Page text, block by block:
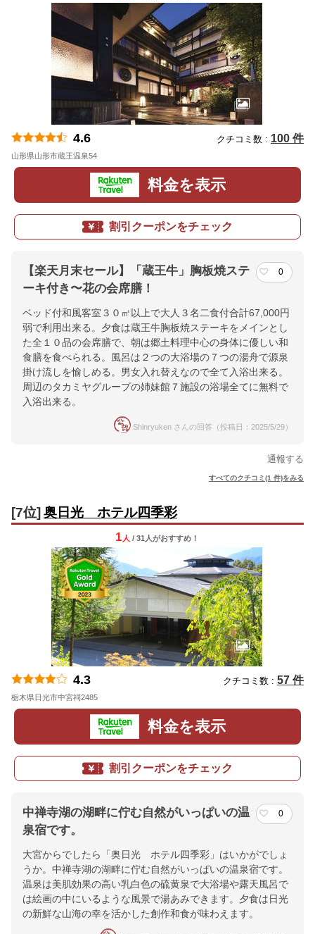
4.6 クチコミ数 : 100 件
山形県山形市蔵王温泉54
料金を表示
割引クーポンをチェック
【楽天月末セール】「蔵王牛」胸板焼ステ
ーキ付き〜花の会席膳！
0
ベッド付和風客室３０㎡以上で大人３名二食付合計67,000円
弱で利用出来る。夕食は蔵王牛胸板焼ステーキをメインとし
た全１０品の会席膳で、朝は郷土料理中心の身体に優しい和
食膳を食べられる。風呂は２つの大浴場の７つの湯舟で源泉
掛け流しを愉しめる。男女入れ替えなので全て入浴出来る。
周辺のタカミヤグループの姉妹館７施設の浴場全てに無料で
入浴出来る。
Shinryuken さんの回答（投稿日：2025/5/29）
通報する
すべてのクチコミ(1 件)をみる
[7位] 奥日光 ホテル四季彩
1 人 / 31人がおすすめ！
4.3 クチコミ数 : 57 件
栃木県日光市中宮祠2485
料金を表示
割引クーポンをチェック
中禅寺湖の湖畔に佇む自然がいっぱいの温
泉宿です。
0
大宮からでしたら「奥日光 ホテル四季彩」はいかがでしょ
うか。中禅寺湖の湖畔に佇む自然がいっぱいの温泉宿です。
温泉は美肌効果の高い乳白色の硫黄泉で大浴場や露天風呂で
は絵画の中にいるような風景で湯あみできます。夕食は日光
の新鮮な山海の幸を活かした創作和食が味わえます。